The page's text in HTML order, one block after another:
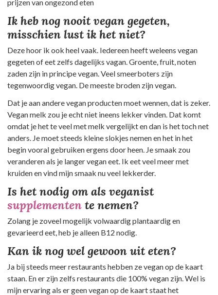
prijzen van ongezond eten
Ik heb nog nooit vegan gegeten,
misschien lust ik het niet?
Deze hoor ik ook heel vaak. Iedereen heeft weleens vegan
gegeten of eet zelfs dagelijks vagan. Groente, fruit, noten
zaden zijn in principe vegan. Veel smeerboters zijn
tegenwoordig vegan. De meeste broden zijn vegan.
Dat je aan andere vegan producten moet wennen, dat is zeker.
Vegan melk zou je echt niet ineens lekker vinden. Dat komt
omdat je het te veel met melk vergelijkt en dan is het toch net
anders. Je moet steeds kleine slokjes nemen en het in het
begin vooral gebruiken ergens door heen. Je smaak zou
veranderen als je langer vegan eet. Ik eet veel meer met
kruiden en vind mijn smaak nu veel lekkerder.
Is het nodig om als veganist
supplementente nemen?
Zolang je zoveel mogelijk volwaardig plantaardig en
gevarieerd eet, heb je alleen B12 nodig.
Kan ik nog wel gewoon uit eten?
Ja bij steeds meer restaurants hebben ze vegan op de kaart
staan. En er zijn zelfs restaurants die 100% vegan zijn. Wel is
mijn ervaring als er geen vegan op de kaart staat het